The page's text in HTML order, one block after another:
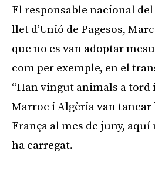
El responsable nacional
llet d’Unió de Pagesos,
que no es van adoptar
com per exemple, en el
“Han vingut animals a tord
Marroc i Algèria van
França al mes de juny, aquí
ha carregat.